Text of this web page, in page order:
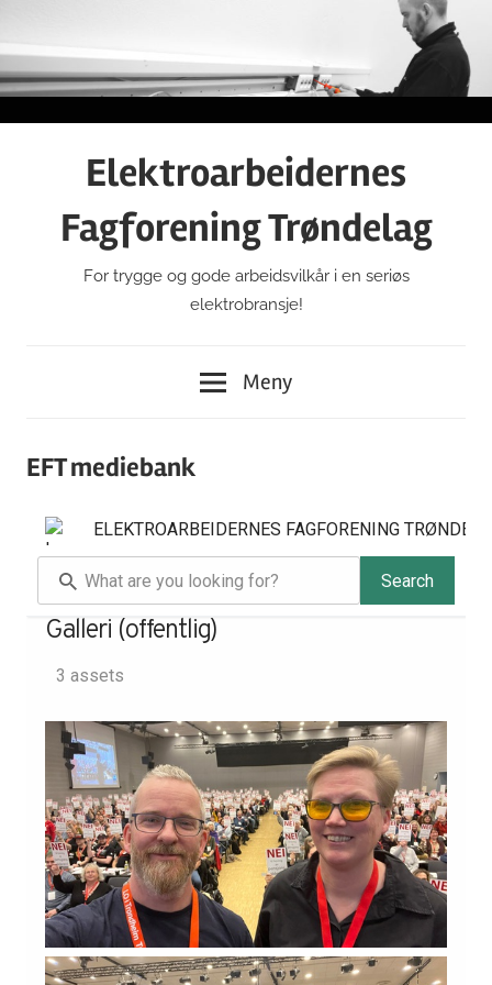
innhold
Elektroarbeidernes
Fagforening Trøndelag
For trygge og gode arbeidsvilkår i en seriøs
elektrobransje!
Meny
EFT mediebank